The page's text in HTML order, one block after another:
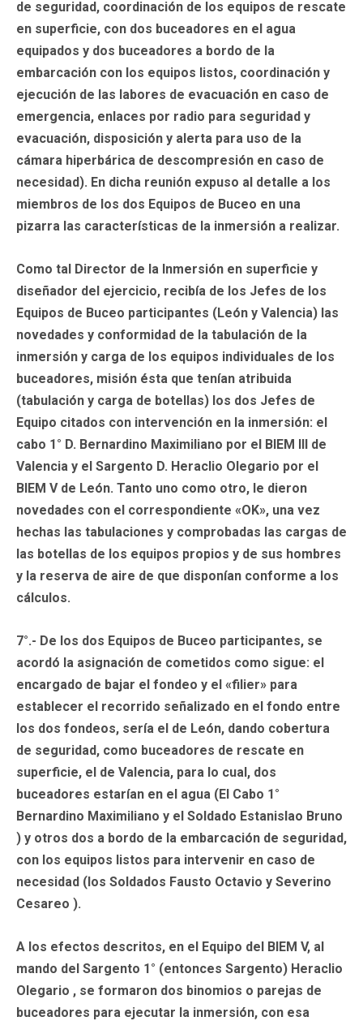
de seguridad, coordinación de los equipos de rescate
en superficie, con dos buceadores en el agua
equipados y dos buceadores a bordo de la
embarcación con los equipos listos, coordinación y
ejecución de las labores de evacuación en caso de
emergencia, enlaces por radio para seguridad y
evacuación, disposición y alerta para uso de la
cámara hiperbárica de descompresión en caso de
necesidad). En dicha reunión expuso al detalle a los
miembros de los dos Equipos de Buceo en una
pizarra las características de la inmersión a realizar.
Como tal Director de la Inmersión en superficie y
diseñador del ejercicio, recibía de los Jefes de los
Equipos de Buceo participantes (León y Valencia) las
novedades y conformidad de la tabulación de la
inmersión y carga de los equipos individuales de los
buceadores, misión ésta que tenían atribuida
(tabulación y carga de botellas) los dos Jefes de
Equipo citados con intervención en la inmersión: el
cabo 1° D. Bernardino Maximiliano por el BIEM III de
Valencia y el Sargento D. Heraclio Olegario por el
BIEM V de León. Tanto uno como otro, le dieron
novedades con el correspondiente «OK», una vez
hechas las tabulaciones y comprobadas las cargas de
las botellas de los equipos propios y de sus hombres
y la reserva de aire de que disponían conforme a los
cálculos.
7°.- De los dos Equipos de Buceo participantes, se
acordó la asignación de cometidos como sigue: el
encargado de bajar el fondeo y el «filier» para
establecer el recorrido señalizado en el fondo entre
los dos fondeos, sería el de León, dando cobertura
de seguridad, como buceadores de rescate en
superficie, el de Valencia, para lo cual, dos
buceadores estarían en el agua (El Cabo 1°
Bernardino Maximiliano y el Soldado Estanislao Bruno
) y otros dos a bordo de la embarcación de seguridad,
con los equipos listos para intervenir en caso de
necesidad (los Soldados Fausto Octavio y Severino
Cesareo ).
A los efectos descritos, en el Equipo del BIEM V, al
mando del Sargento 1° (entonces Sargento) Heraclio
Olegario , se formaron dos binomios o parejas de
buceadores para ejecutar la inmersión, con esa